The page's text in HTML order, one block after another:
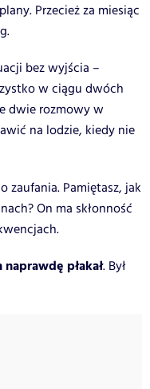
Przecież za miesiąc
bez wyjścia –
w ciągu dwóch
dwie rozmowy w
na lodzie, kiedy nie
zaufania. Pamiętasz, jak
On ma skłonność
naprawdę płakał. Był